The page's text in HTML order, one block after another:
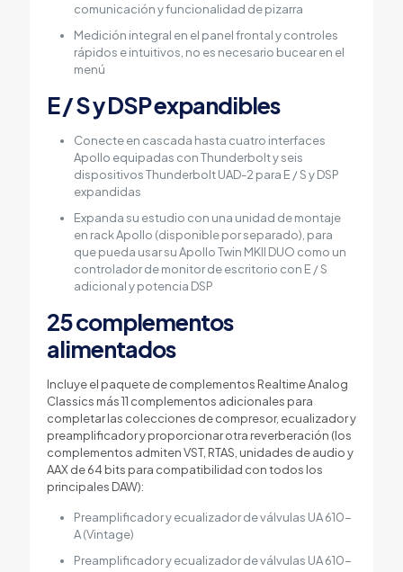
comunicación y funcionalidad de pizarra
Medición integral en el panel frontal y controles
rápidos e intuitivos, no es necesario bucear en el
menú
E / S y DSP expandibles
Conecte en cascada hasta cuatro interfaces
Apollo equipadas con Thunderbolt y seis
dispositivos Thunderbolt UAD-2 para E / S y DSP
expandidas
Expanda su estudio con una unidad de montaje
en rack Apollo (disponible por separado), para
que pueda usar su Apollo Twin MKII DUO como un
controlador de monitor de escritorio con E / S
adicional y potencia DSP
25 complementos
alimentados
Incluye el paquete de complementos Realtime Analog
Classics más 11 complementos adicionales para
completar las colecciones de compresor, ecualizador y
preamplificador y proporcionar otra reverberación (los
complementos admiten VST, RTAS, unidades de audio y
AAX de 64 bits para compatibilidad con todos los
principales DAW):
Preamplificador y ecualizador de válvulas UA 610-
A (Vintage)
Preamplificador y ecualizador de válvulas UA 610-